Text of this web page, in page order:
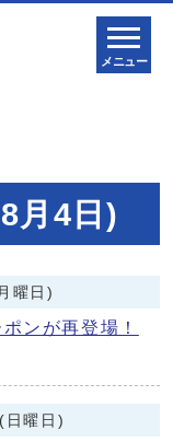
メニュー
月4日)
曜日)
ンが再登場！
曜日)